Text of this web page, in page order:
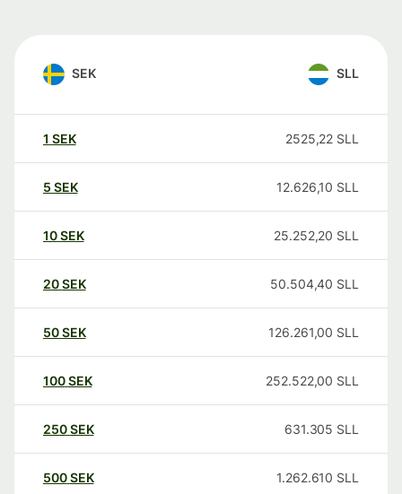
SEK SLL
1 SEK 2525,22 SLL
5 SEK 12.626,10 SLL
10SEK 25.252,20 SLL
20SEK 50.504,40 SLL
50SEK 126.261,00 SLL
100SEK 252.522,00 SLL
250SEK 631.305 SLL
500SEK 1.262.610 SLL